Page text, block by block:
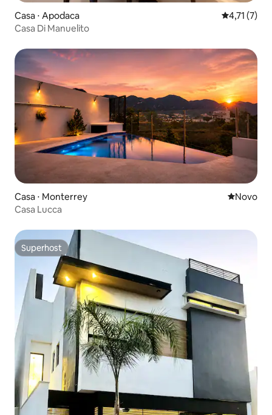
Casa ⋅ Apodaca 4,71 de
4,71 (7)
Casa Di Manuelito
Casa ⋅ Monterrey Novo
Novo
Casa Lucca
Superhost
Superhost